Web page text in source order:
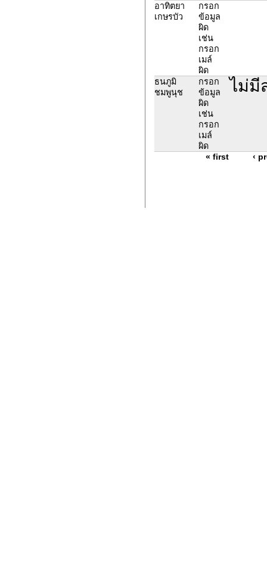
อาทิตยา
เกษรบัว
กรอก
ข้อมูล
ผิด
เช่น
กรอก
เมล์
ผิด
ธนภูมิ
ชมพูนุช
กรอก
ข้อมูล
ผิด
เช่น
กรอก
เมล์
ผิด
ไม่มี
« first ‹